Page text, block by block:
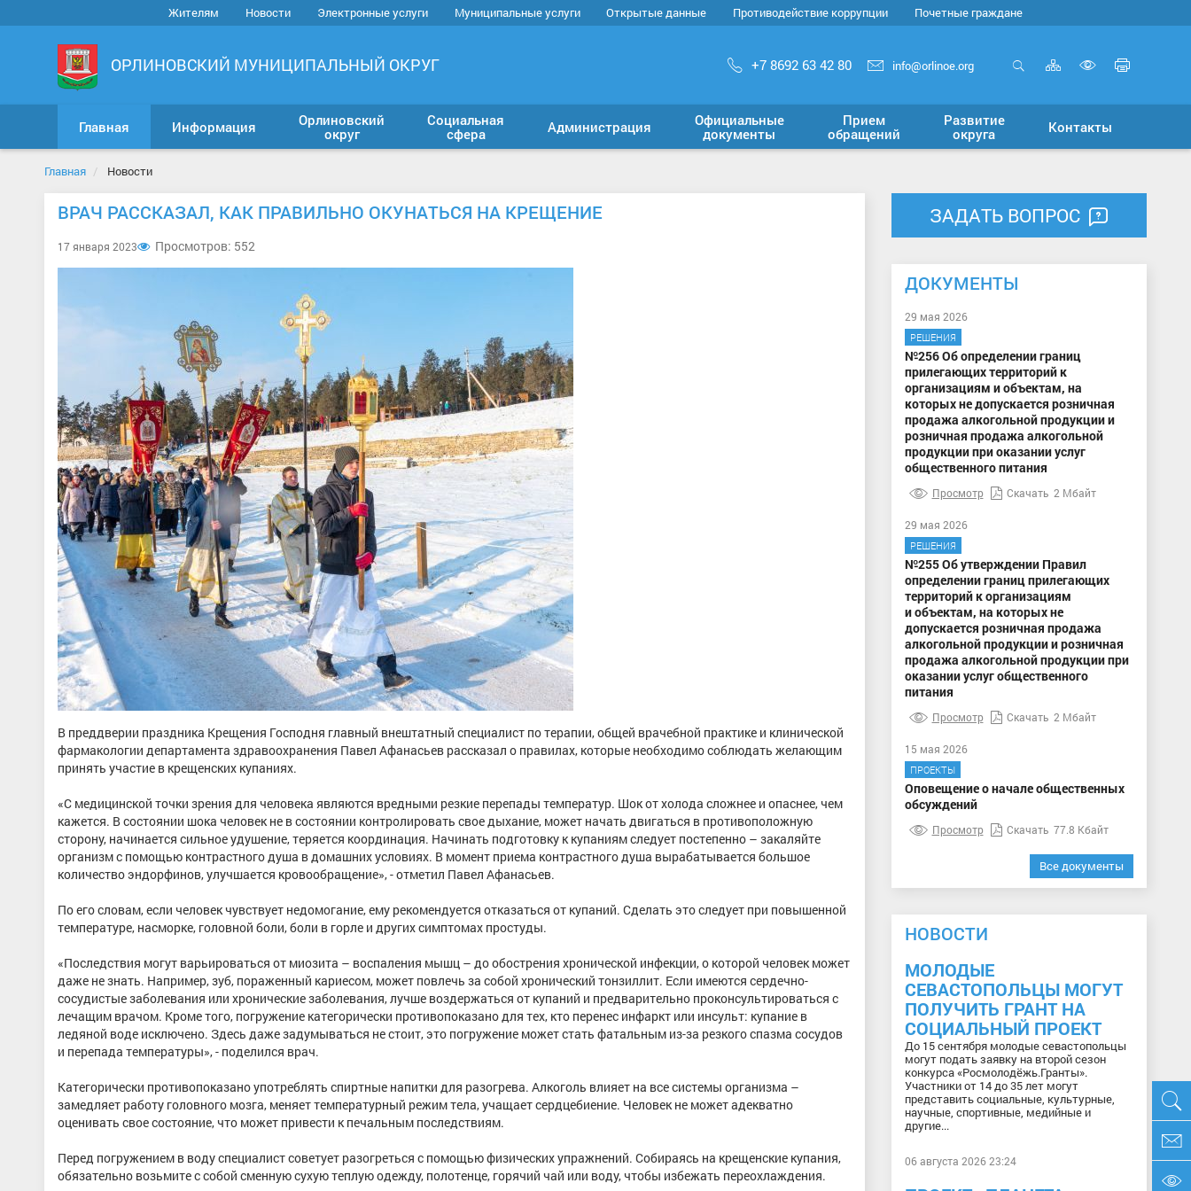
Жителям Новости Электронные услуги Муниципальные услуги Открытые данные Противодействие коррупции Почетные граждане
ОРЛИНОВСКИЙ МУНИЦИПАЛЬНЫЙ ОКРУГ +7 8692 63 42 80 info@orlinoe.org Карта
сайта
версию
для
Главная Информация
Орлиновский
округ
Социальная
сфера
Администрация
Официальные
документы
Прием
обращений
Развитие
округа
Контакты
Главная Новости
ВРАЧ РАССКАЗАЛ, КАК ПРАВИЛЬНО ОКУНАТЬСЯ НА КРЕЩЕНИЕ
17 января 2023 Просмотров: 552
В преддверии праздника Крещения Господня главный внештатный специалист по терапии, общей врачебной практике и клинической
фармакологии департамента здравоохранения Павел Афанасьев рассказал о правилах, которые необходимо соблюдать желающим
принять участие в крещенских купаниях.
«С медицинской точки зрения для человека являются вредными резкие перепады температур. Шок от холода сложнее и опаснее, чем
кажется. В состоянии шока человек не в состоянии контролировать свое дыхание, может начать двигаться в противоположную
сторону, начинается сильное удушение, теряется координация. Начинать подготовку к купаниям следует постепенно – закаляйте
организм с помощью контрастного душа в домашних условиях. В момент приема контрастного душа вырабатывается большое
количество эндорфинов, улучшается кровообращение», - отметил Павел Афанасьев.
По его словам, если человек чувствует недомогание, ему рекомендуется отказаться от купаний. Сделать это следует при повышенной
температуре, насморке, головной боли, боли в горле и других симптомах простуды.
«Последствия могут варьироваться от миозита – воспаления мышц – до обострения хронической инфекции, о которой человек может
даже не знать. Например, зуб, пораженный кариесом, может повлечь за собой хронический тонзиллит. Если имеются сердечно-
сосудистые заболевания или хронические заболевания, лучше воздержаться от купаний и предварительно проконсультироваться с
лечащим врачом. Кроме того, погружение категорически противопоказано для тех, кто перенес инфаркт или инсульт: купание в
ледяной воде исключено. Здесь даже задумываться не стоит, это погружение может стать фатальным из-за резкого спазма сосудов
и перепада температуры», - поделился врач.
Категорически противопоказано употреблять спиртные напитки для разогрева. Алкоголь влияет на все системы организма –
замедляет работу головного мозга, меняет температурный режим тела, учащает сердцебиение. Человек не может адекватно
оценивать свое состояние, что может привести к печальным последствиям.
Перед погружением в воду специалист советует разогреться с помощью физических упражнений. Собираясь на крещенские купания,
обязательно возьмите с собой сменную сухую теплую одежду, полотенце, горячий чай или воду, чтобы избежать переохлаждения.
ЗАДАТЬ ВОПРОС
ДОКУМЕНТЫ
29 мая 2026
РЕШЕНИЯ
№256 Об определении границ
прилегающих территорий к
организациям и объектам, на
которых не допускается розничная
продажа алкогольной продукции и
розничная продажа алкогольной
продукции при оказании услуг
общественного питания
Просмотр Скачать 2 Мбайт
29 мая 2026
РЕШЕНИЯ
№255 Об утверждении Правил
определении границ прилегающих
территорий к организациям
и объектам, на которых не
допускается розничная продажа
алкогольной продукции и розничная
продажа алкогольной продукции при
оказании услуг общественного
питания
Просмотр Скачать 2 Мбайт
15 мая 2026
ПРОЕКТЫ
Оповещение о начале общественных
обсуждений
Просмотр Скачать 77.8 Кбайт
Все документы
НОВОСТИ
МОЛОДЫЕ
СЕВАСТОПОЛЬЦЫ МОГУТ
ПОЛУЧИТЬ ГРАНТ НА
СОЦИАЛЬНЫЙ ПРОЕКТ
До 15 сентября молодые севастопольцы
могут подать заявку на второй сезон
конкурса «Росмолодёжь.Гранты».
Участники от 14 до 35 лет могут
представить социальные, культурные,
научные, спортивные, медийные и
другие...
06 августа 2026 23:24